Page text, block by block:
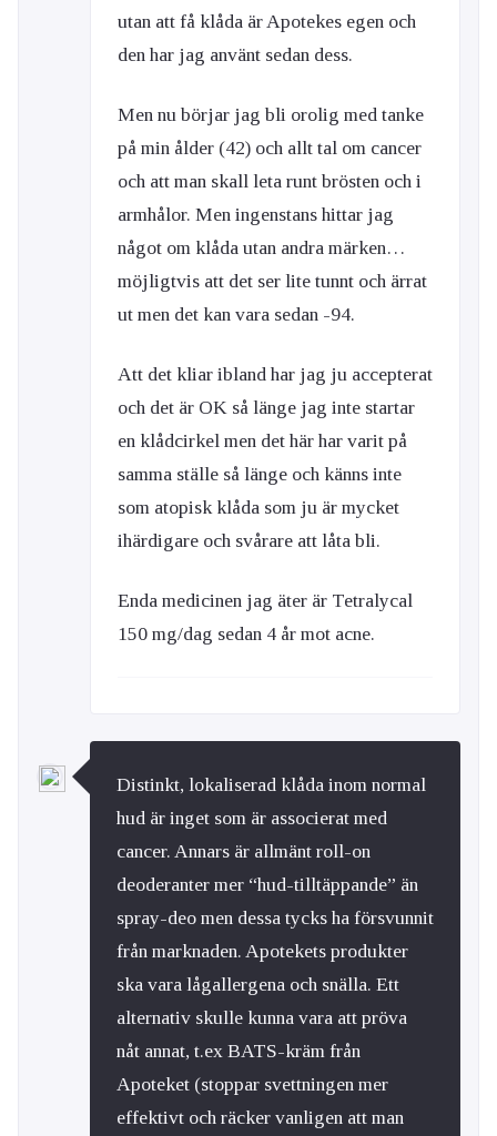
utan att få klåda är Apotekes egen och
den har jag använt sedan dess.
Men nu börjar jag bli orolig med tanke
på min ålder (42) och allt tal om cancer
och att man skall leta runt brösten och i
armhålor. Men ingenstans hittar jag
något om klåda utan andra märken…
möjligtvis att det ser lite tunnt och ärrat
ut men det kan vara sedan -94.
Att det kliar ibland har jag ju accepterat
och det är OK så länge jag inte startar
en klådcirkel men det här har varit på
samma ställe så länge och känns inte
som atopisk klåda som ju är mycket
ihärdigare och svårare att låta bli.
Enda medicinen jag äter är Tetralycal
150 mg/dag sedan 4 år mot acne.
Distinkt, lokaliserad klåda inom normal
hud är inget som är associerat med
cancer. Annars är allmänt roll-on
deoderanter mer “hud-tilltäppande” än
spray-deo men dessa tycks ha försvunnit
från marknaden. Apotekets produkter
ska vara lågallergena och snälla. Ett
alternativ skulle kunna vara att pröva
nåt annat, t.ex BATS-kräm från
Apoteket (stoppar svettningen mer
effektivt och räcker vanligen att man